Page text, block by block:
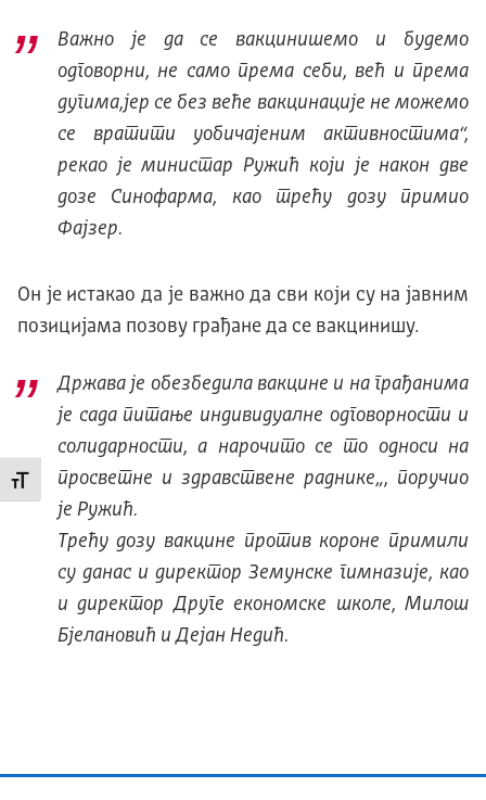
Промени величину слова
Важно је да се вакцинишемо и будемо
одговорни, не само према себи, већ и према
дугима,јер се без веће вакцинације не можемо
се вратити уобичајеним активностима“,
рекао је министар Ружић који је након две
дозе Синофарма, као трећу дозу примио
Фајзер.
Он је истакао да је важно да сви који су на јавним
позицијама позову грађане да се вакцинишу.
Држава је обезбедила вакцине и на грађанима
је сада питање индивидуалне одговорности и
солидарности, а нарочито се то односи на
просветне и здравствене раднике„, поручио
је Ружић.
Трећу дозу вакцине против короне примили
су данас и директор Земунске гимназије, као
и директор Друге економске школе, Милош
Бјелановић и Дејан Недић.